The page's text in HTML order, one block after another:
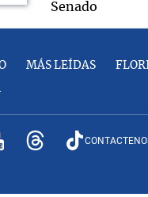
Senado
MÁS LEÍDAS